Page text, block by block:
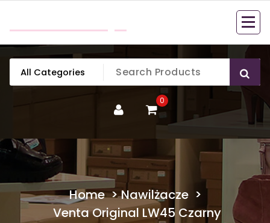
content
0
Home>Nawilżacze>
Venta Original LW45 Czarny